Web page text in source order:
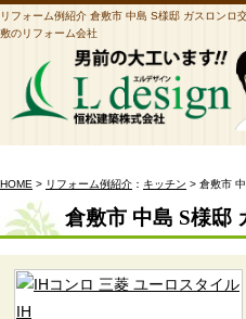
リフォーム例紹介 倉敷市 中島 S様邸 ガスロンロ
敷のリフォーム会社
HOME > リフォーム例紹介 ： キッチン > 倉敷市
倉敷市 中島 S様邸